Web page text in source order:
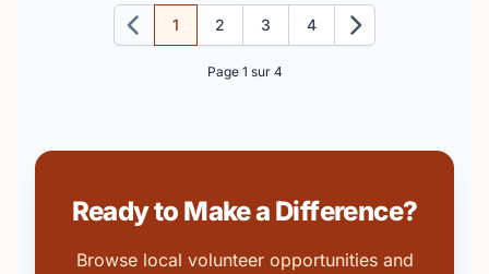
Précédent
1 2 3 4 Suivant
Page 1 sur 4
Ready to Make a Difference?
Browse local volunteer opportunities and